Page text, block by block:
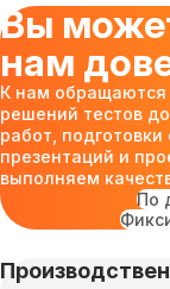
Вы
нам
К нам
решений тестов
работ, подготовки
презентаций и
выполняем
По